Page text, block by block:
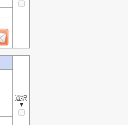
選択
▼